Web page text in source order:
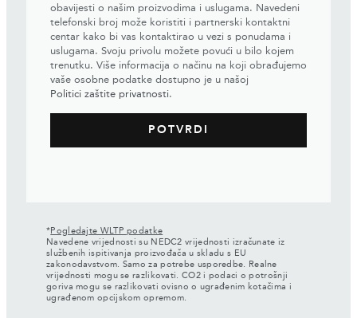
obavijesti o našim proizvodima i uslugama. Navedeni
telefonski broj može koristiti i partnerski kontaktni
centar kako bi vas kontaktirao u vezi s ponudama i
uslugama. Svoju privolu možete povući u bilo kojem
trenutku. Više informacija o načinu na koji obrađujemo
vaše osobne podatke dostupno je u našoj
Politici zaštite privatnosti.
*Pogledajte WLTP podatke
Navedene vrijednosti su NEDC2 vrijednosti izračunate iz
službenih ispitivanja proizvođača u skladu s EU
zakonodavstvom. Samo za potrebe usporedbe. Realne
vrijednosti mogu se razlikovati. CO2 i podaci o potrošnji
goriva mogu se razlikovati ovisno o ugrađenim kotačima i
ugrađenom opcijskom opremom.